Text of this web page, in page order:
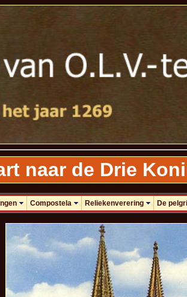
naar de Drie
Compostela Reliekenverering De